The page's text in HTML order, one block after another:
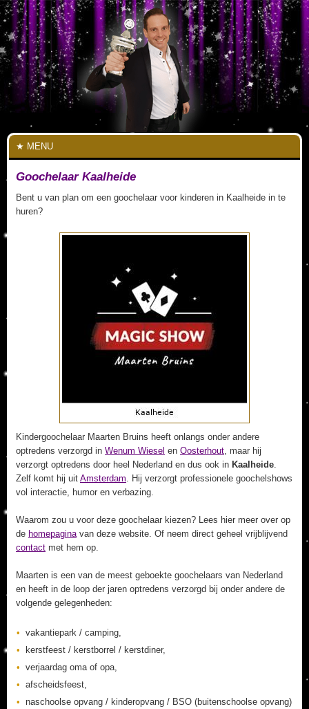
MENU
Goochelaar Kaalheide
Bent u van plan om een goochelaar voor kinderen in Kaalheide in te
huren?
Kindergoochelaar Maarten Bruins heeft onlangs onder andere
optredens verzorgd in Wenum Wiesel en Oosterhout, maar hij
verzorgt optredens door heel Nederland en dus ook in Kaalheide.
Zelf komt hij uit Amsterdam. Hij verzorgt professionele goochelshows
vol interactie, humor en verbazing.
Waarom zou u voor deze goochelaar kiezen? Lees hier meer over op
de homepaginavan deze website. Of neem direct geheel vrijblijvend
contact met hem op.
Maarten is een van de meest geboekte goochelaars van Nederland
en heeft in de loop der jaren optredens verzorgd bij onder andere de
volgende gelegenheden:
vakantiepark / camping,
kerstfeest / kerstborrel / kerstdiner,
verjaardag oma of opa,
afscheidsfeest,
naschoolse opvang / kinderopvang / BSO (buitenschoolse opvang)